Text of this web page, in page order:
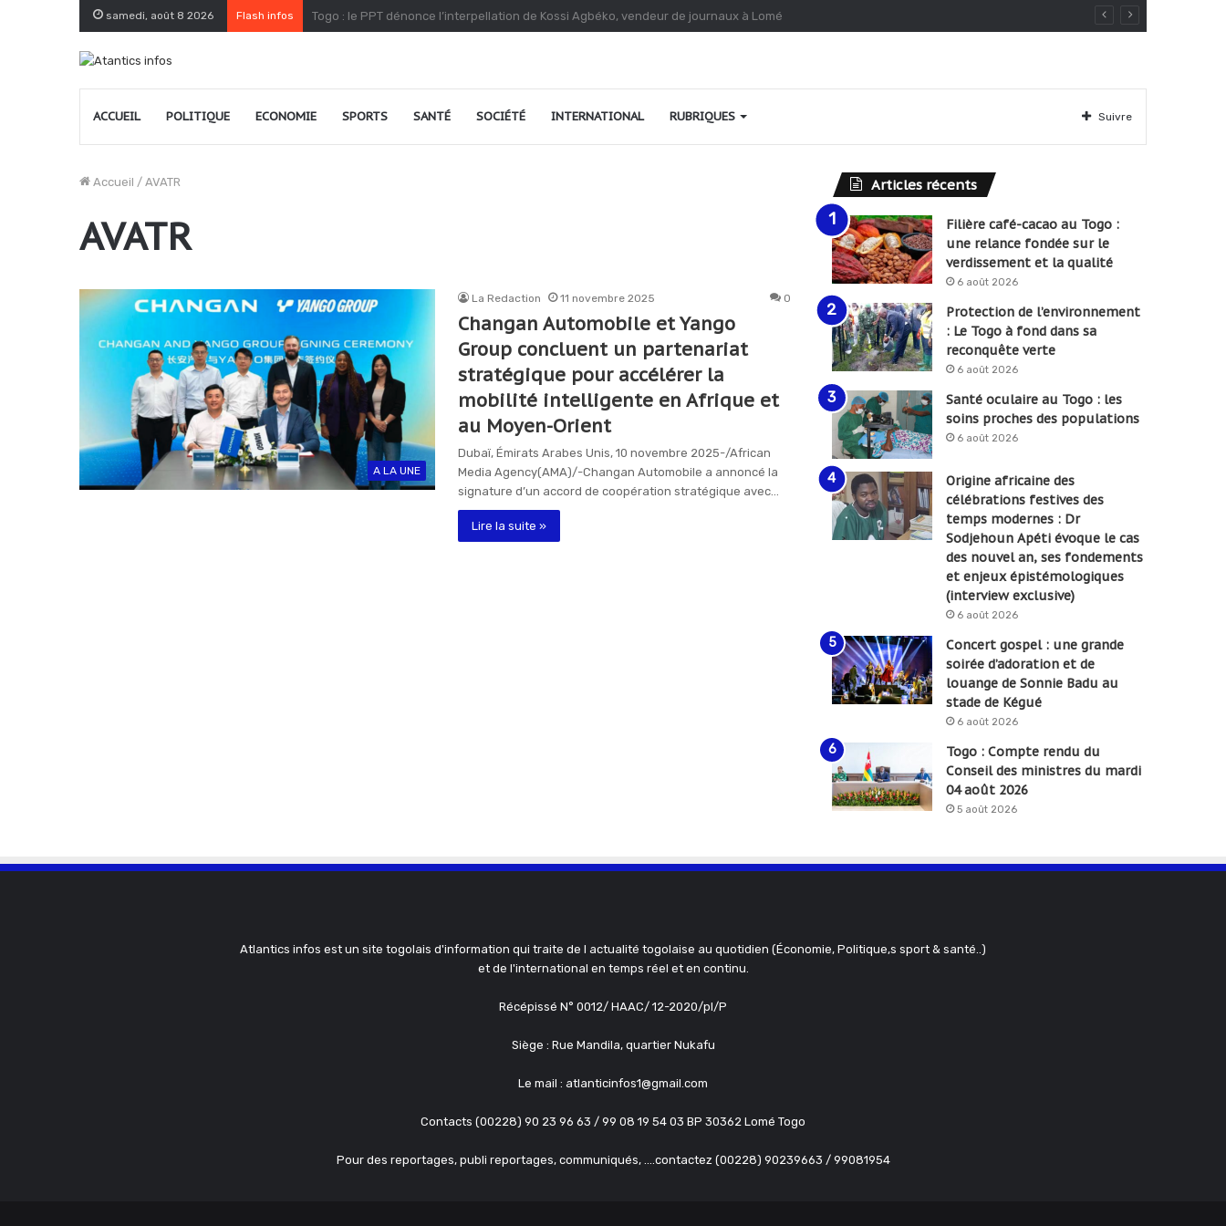
samedi, août 8 2026 Flash infos Filière café-cacao au Togo : une relance fondée sur le verdissement et la qualité
ACCUEIL POLITIQUE ECONOMIE SPORTS SANTÉ SOCIÉTÉ INTERNATIONAL RUBRIQUES Suivre
Accueil / AVATR
AVATR
A LA UNE
La Redaction 11 novembre 2025 0
Changan Automobile et Yango
Group concluent un partenariat
stratégique pour accélérer la
mobilité intelligente en Afrique et
au Moyen-Orient
Dubaï, Émirats Arabes Unis, 10 novembre 2025-/African
Media Agency(AMA)/-Changan Automobile a annoncé la
signature d’un accord de coopération stratégique avec…
Lire la suite »
Articles récents
Filière café-cacao au Togo :
une relance fondée sur le
verdissement et la qualité
6 août 2026
Protection de l’environnement
: Le Togo à fond dans sa
reconquête verte
6 août 2026
Santé oculaire au Togo : les
soins proches des populations
6 août 2026
Origine africaine des
célébrations festives des
temps modernes : Dr
Sodjehoun Apéti évoque le cas
des nouvel an, ses fondements
et enjeux épistémologiques
(interview exclusive)
6 août 2026
Concert gospel : une grande
soirée d’adoration et de
louange de Sonnie Badu au
stade de Kégué
6 août 2026
Togo : Compte rendu du
Conseil des ministres du mardi
04 août 2026
5 août 2026
Atlantics infos est un site togolais d'information qui traite de l actualité togolaise au quotidien (Économie, Politique,s sport & santé..)
et de l'international en temps réel et en continu.
Récépissé N° 0012/ HAAC/ 12-2020/pl/P
Siège : Rue Mandila, quartier Nukafu
Le mail : atlanticinfos1@gmail.com
Contacts (00228) 90 23 96 63 / 99 08 19 54 03 BP 30362 Lomé Togo
Pour des reportages, publi reportages, communiqués, ....contactez (00228) 90239663 / 99081954